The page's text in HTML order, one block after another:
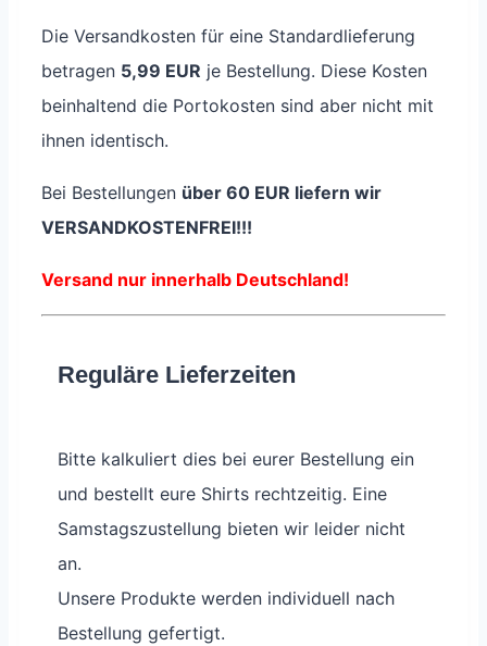
Die Versandkosten für eine Standardlieferung
betragen 5,99 EUR je Bestellung. Diese Kosten
beinhaltend die Portokosten sind aber nicht mit
ihnen identisch.
Bei Bestellungen über 60 EUR liefern wir
VERSANDKOSTENFREI!!!
Versand nur innerhalb Deutschland!
Reguläre Lieferzeiten
Bitte kalkuliert dies bei eurer Bestellung ein
und bestellt eure Shirts rechtzeitig. Eine
Samstagszustellung bieten wir leider nicht
an.
Unsere Produkte werden individuell nach
Bestellung gefertigt.